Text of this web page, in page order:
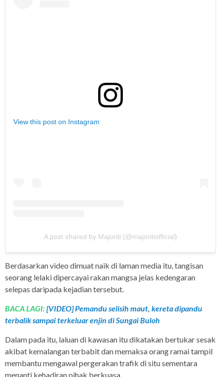
View this post on Instagram
A post shared by Majoriti (@majoritiofficial)
Berdasarkan video dimuat naik di laman media itu, tangisan
seorang lelaki dipercayai rakan mangsa jelas kedengaran
selepas daripada kejadian tersebut.
BACA LAGI:[VIDEO] Pemandu selisih maut, kereta dipandu
terbalik sampai terkeluar enjin di Sungai Buloh
Dalam pada itu, laluan di kawasan itu dikatakan bertukar sesak
akibat kemalangan terbabit dan memaksa orang ramai tampil
membantu mengawal pergerakan trafik di situ sementara
menanti kehadiran pihak berkuasa.